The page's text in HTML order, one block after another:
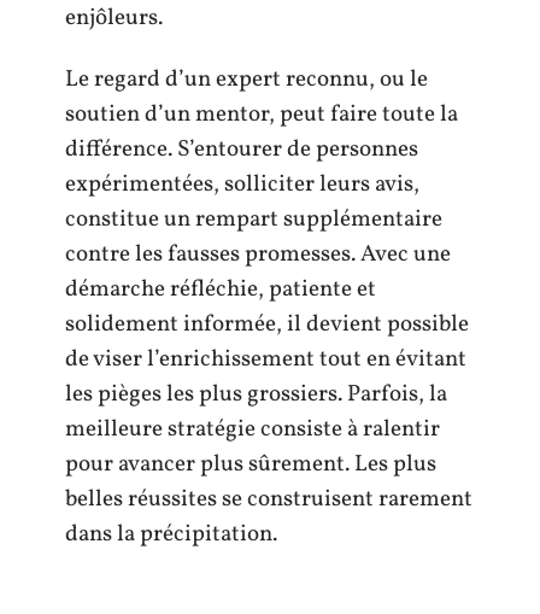
enjôleurs.
Le regard d’un expert reconnu, ou le
soutien d’un mentor, peut faire toute la
différence. S’entourer de personnes
expérimentées, solliciter leurs avis,
constitue un rempart supplémentaire
contre les fausses promesses. Avec une
démarche réfléchie, patiente et
solidement informée, il devient possible
de viser l’enrichissement tout en évitant
les pièges les plus grossiers. Parfois, la
meilleure stratégie consiste à ralentir
pour avancer plus sûrement. Les plus
belles réussites se construisent rarement
dans la précipitation.